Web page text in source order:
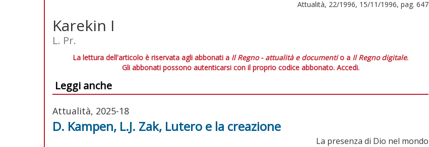
Attualità, 22/1996, 15/11/1996, pag. 647
Karekin I
L. Pr.
La lettura dell'articolo è riservata agli abbonati a Il Regno - attualità e documentio a Il Regno digitale.
Gli abbonati possono autenticarsi con il proprio codice abbonato. Accedi.
Leggi anche
Attualità, 2025-18
D. Kampen, L.J. Zak, Lutero e la creazione
La presenza di Dio nel mondo